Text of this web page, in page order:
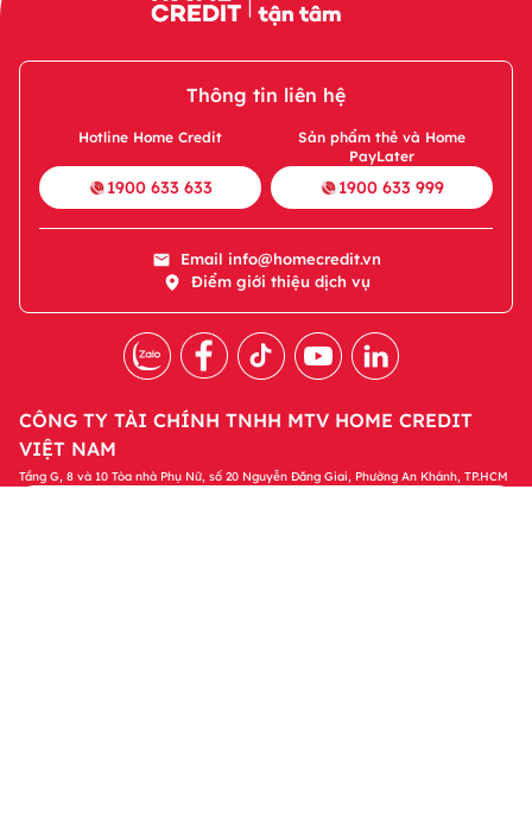
Thông tin liên hệ
Hotline Home Credit
1900 633 633
Sản phẩm thẻ và Home
PayLater
1900 633 999
Email info@homecredit.vn
Điểm giới thiệu dịch vụ
CÔNG TY TÀI CHÍNH TNHH MTV HOME CREDIT
VIỆT NAM
Tầng G, 8 và 10 Tòa nhà Phụ Nữ, số 20 Nguyễn Đăng Giai, Phường An Khánh, TP.HCM